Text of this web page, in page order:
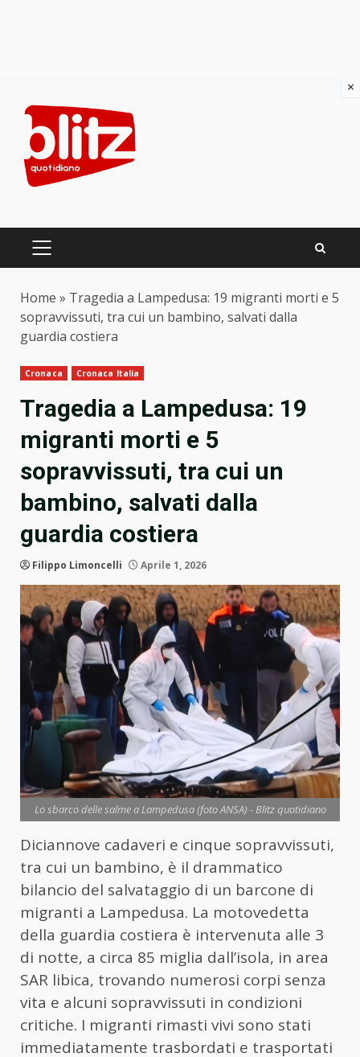
content
PRIMARY
Home » Tragedia a Lampedusa: 19 migranti morti e 5
sopravvissuti, tra cui un bambino, salvati dalla
guardia costiera
Cronaca Cronaca Italia
Tragedia a Lampedusa: 19
migranti morti e 5
sopravvissuti, tra cui un
bambino, salvati dalla
guardia costiera
Filippo Limoncelli Aprile 1, 2026
Lo sbarco delle salme a Lampedusa (foto ANSA) - Blitz quotidiano
Diciannove cadaveri e cinque sopravvissuti,
tra cui un bambino, è il drammatico
bilancio del salvataggio di un barcone di
migranti a Lampedusa. La motovedetta
della guardia costiera è intervenuta alle 3
di notte, a circa 85 miglia dall’isola, in area
SAR libica, trovando numerosi corpi senza
vita e alcuni sopravvissuti in condizioni
critiche. I migranti rimasti vivi sono stati
immediatamente trasbordati e trasportati
×